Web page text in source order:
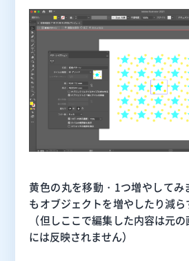
黄色の丸を移動・1つ増やしてみ
もオブジェクトを増やしたり減ら
（但しここで編集した内容は元
には反映されません）